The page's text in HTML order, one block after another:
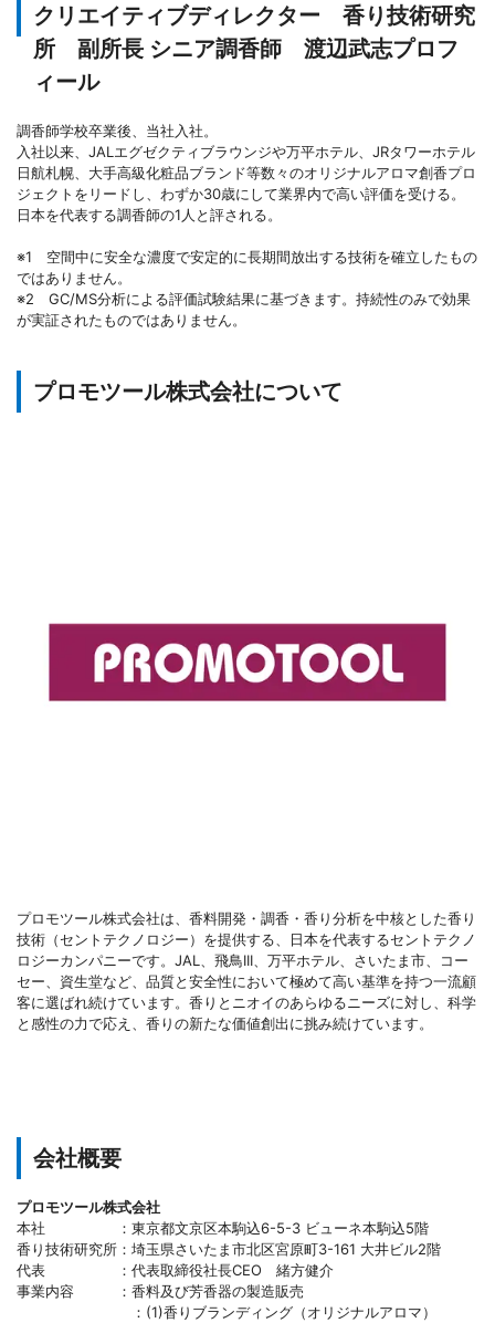
クリエイティブディレクター 香り技術研究
所 副所長 シニア調香師 渡辺武志プロフ
ィール
調香師学校卒業後、当社入社。
入社以来、JALエグゼクティブラウンジや万平ホテル、JRタワーホテル
日航札幌、大手高級化粧品ブランド等数々のオリジナルアロマ創香プロ
ジェクトをリードし、わずか30歳にして業界内で高い評価を受ける。
日本を代表する調香師の1人と評される。
※1 空間中に安全な濃度で安定的に長期間放出する技術を確立したもの
ではありません。
※2 GC/MS分析による評価試験結果に基づきます。持続性のみで効果
が実証されたものではありません。
プロモツール株式会社について
プロモツール株式会社は、香料開発・調香・香り分析を中核とした香り
技術（セントテクノロジー）を提供する、日本を代表するセントテクノ
ロジーカンパニーです。JAL、飛鳥III、万平ホテル、さいたま市、コー
セー、資生堂など、品質と安全性において極めて高い基準を持つ一流顧
客に選ばれ続けています。香りとニオイのあらゆるニーズに対し、科学
と感性の力で応え、香りの新たな価値創出に挑み続けています。
会社概要
プロモツール株式会社
本社 ：東京都文京区本駒込6-5-3 ビューネ本駒込5階
香り技術研究所：埼玉県さいたま市北区宮原町3-161 大井ビル2階
代表 ：代表取締役社長CEO 緒方健介
事業内容 ：香料及び芳香器の製造販売
：(1)香りブランディング（オリジナルアロマ）